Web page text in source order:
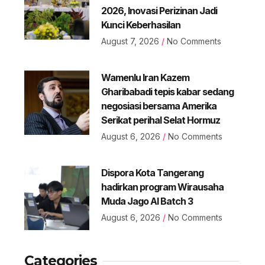
2026, Inovasi Perizinan Jadi
Kunci Keberhasilan
August 7, 2026 No Comments
Wamenlu Iran Kazem
Gharibabadi tepis kabar sedang
negosiasi bersama Amerika
Serikat perihal Selat Hormuz
August 6, 2026 No Comments
Dispora Kota Tangerang
hadirkan program Wirausaha
Muda Jago AI Batch 3
August 6, 2026 No Comments
Categories